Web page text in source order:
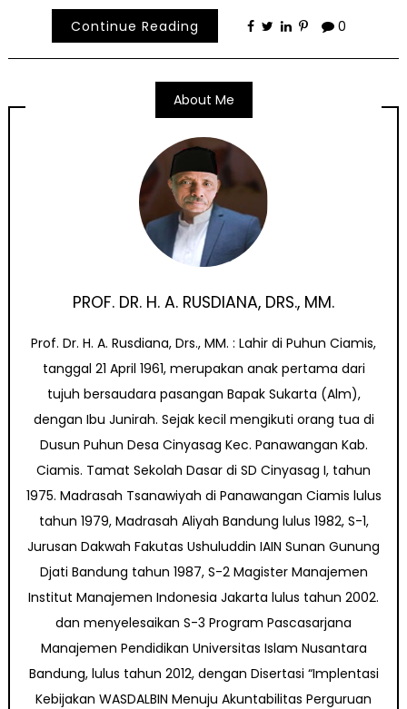
Continue Reading 0
About Me
PROF. DR. H. A. RUSDIANA, DRS., MM.
Prof. Dr. H. A. Rusdiana, Drs., MM. : Lahir di Puhun Ciamis,
tanggal 21 April 1961, merupakan anak pertama dari
tujuh bersaudara pasangan Bapak Sukarta (Alm),
dengan Ibu Junirah. Sejak kecil mengikuti orang tua di
Dusun Puhun Desa Cinyasag Kec. Panawangan Kab.
Ciamis. Tamat Sekolah Dasar di SD Cinyasag I, tahun
1975. Madrasah Tsanawiyah di Panawangan Ciamis lulus
tahun 1979, Madrasah Aliyah Bandung lulus 1982, S-1,
Jurusan Dakwah Fakutas Ushuluddin IAIN Sunan Gunung
Djati Bandung tahun 1987, S-2 Magister Manajemen
Institut Manajemen Indonesia Jakarta lulus tahun 2002.
dan menyelesaikan S-3 Program Pascasarjana
Manajemen Pendidikan Universitas Islam Nusantara
Bandung, lulus tahun 2012, dengan Disertasi “Implentasi
Kebijakan WASDALBIN Menuju Akuntabilitas Perguruan